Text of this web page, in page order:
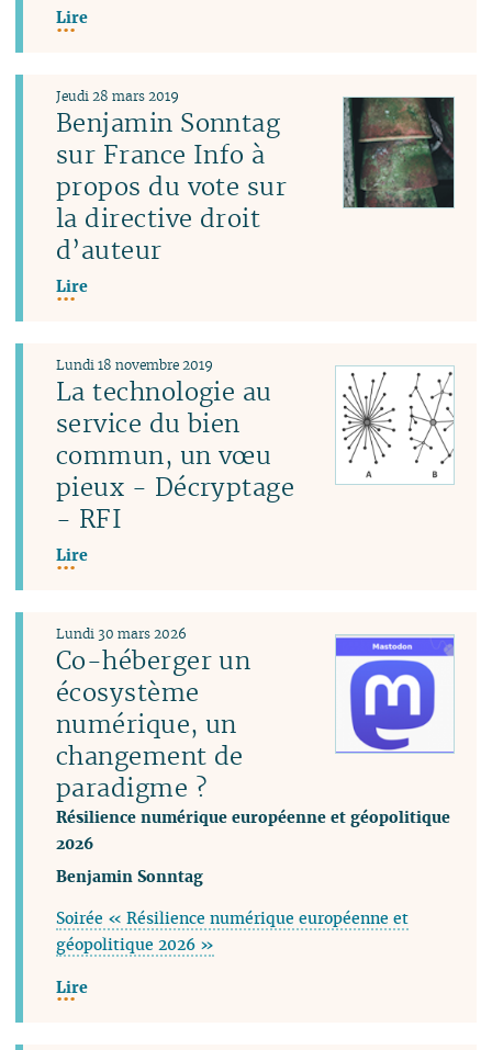
Lire
Benjamin Sonntag
sur France Info à
propos du vote sur
la directive droit
d’auteur
Jeudi 28 mars 2019
Lire
La technologie au
service du bien
commun, un vœu
pieux - Décryptage
- RFI
Lundi 18 novembre 2019
Lire
Co-héberger un
écosystème
numérique, un
changement de
paradigme ?
Résilience numérique européenne et géopolitique
2026
Lundi 30 mars 2026
Benjamin Sonntag
Soirée « Résilience numérique européenne et
géopolitique 2026 »
Lire